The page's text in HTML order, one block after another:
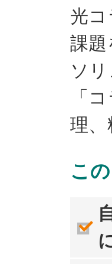
光
課
ソ
「
理、
こ